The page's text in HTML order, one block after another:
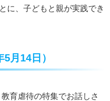
に、子どもと親が実践でき
月14日）
育虐待の特集でお話しさ